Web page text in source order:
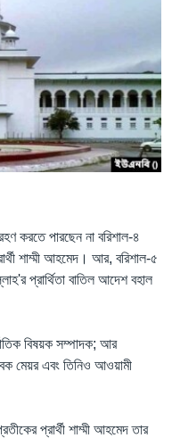
করতে পারছেন না বরিশাল-৪
শাম্মী আহমেদ। আর, বরিশাল-৫
প্রার্থিতা বাতিল আদেশ বহাল
বিষয়ক সম্পাদক; আর
মেয়র এবং তিনিও আওয়ামী
প্রার্থী শাম্মী আহমেদ তার